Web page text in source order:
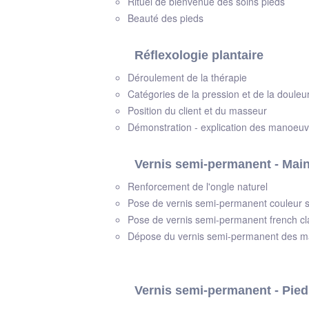
Beauté des pieds
Réflexologie plantaire
Déroulement de la thérapie
Catégories de la pression et de la
Position du client et du masseur
Démonstration - explication des
Vernis semi-permanent -
Renforcement de l'ongle naturel
Pose de vernis semi-permanent couleur
Pose de vernis semi-permanent french
Dépose du vernis semi-permanent des
Vernis semi-permanent -